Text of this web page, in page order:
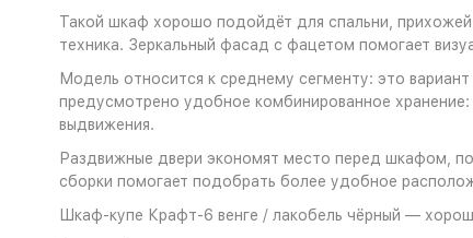
Такой шкаф хорошо подойдёт для спальни,
техника. Зеркальный фасад с фацетом помогает
Модель относится к среднему сегменту: это
предусмотрено удобное комбинированное
выдвижения.
Раздвижные двери экономят место перед шкафом,
сборки помогает подобрать более удобное
Шкаф-купе Крафт-6 венге / лакобель чёрный —